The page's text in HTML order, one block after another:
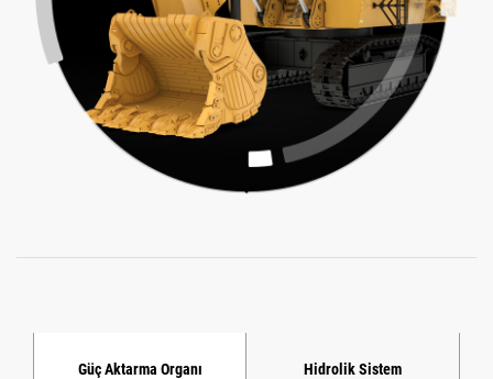
Güç Aktarma Organı Hidrolik Sistem